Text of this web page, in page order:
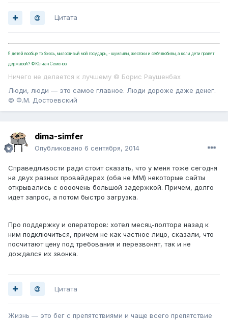
Цитата
Я детей вообще то боюсь, милостивый мой государь, - шумливы, жестоки и себялюбивы, а коли дети правят
державой? ©Юлиан Семёнов
Ничего не делается к лучшему © Борис Раушенбах
Люди, люди — это самое главное. Люди дороже даже денег.
© Ф.М. Достоевский
dima-simfer
Опубликовано 6 сентября, 2014
Справедливости ради стоит сказать, что у меня тоже сегодня
на двух разных провайдерах (оба не ММ) некоторые сайты
открывались с оооочень большой задержкой. Причем, долго
идет запрос, а потом быстро загрузка.
Про поддержку и операторов: хотел месяц-полтора назад к
ним подключиться, причем не как частное лицо, сказали, что
посчитают цену под требования и перезвонят, так и не
дождался их звонка.
Цитата
Жизнь — это бег с препятствиями и чаще всего препятствие